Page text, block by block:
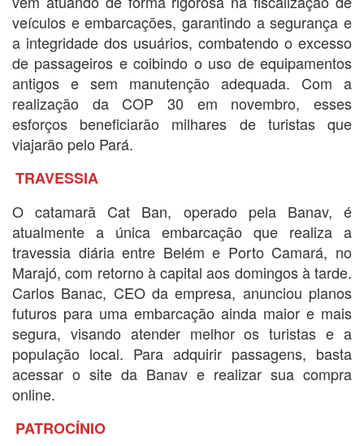
veículos e embarcações, garantindo a segurança e
a integridade dos usuários, combatendo o excesso
de passageiros e coibindo o uso de equipamentos
antigos e sem manutenção adequada. Com a
realização da COP 30 em novembro, esses
esforços beneficiarão milhares de turistas que
viajarão pelo Pará.
TRAVESSIA
O catamarã Cat Ban, operado pela Banav, é
atualmente a única embarcação que realiza a
travessia diária entre Belém e Porto Camará, no
Marajó, com retorno à capital aos domingos à tarde.
Carlos Banac, CEO da empresa, anunciou planos
futuros para uma embarcação ainda maior e mais
segura, visando atender melhor os turistas e a
população local. Para adquirir passagens, basta
acessar o site da Banav e realizar sua compra
online.
PATROCÍNIO